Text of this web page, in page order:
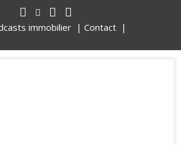
immobilier | Contact |